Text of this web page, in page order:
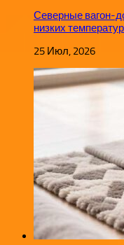
Северные вагон-
низких
25 Июл, 2026